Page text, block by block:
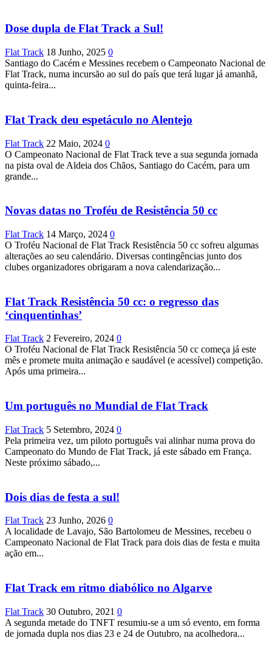
Dose dupla de Flat Track a Sul!
Flat Track 18 Junho, 2025 0
Santiago do Cacém e Messines recebem o Campeonato Nacional de
Flat Track, numa incursão ao sul do país que terá lugar já amanhã,
quinta-feira...
Flat Track deu espetáculo no Alentejo
Flat Track 22 Maio, 2024 0
O Campeonato Nacional de Flat Track teve a sua segunda jornada
na pista oval de Aldeia dos Chãos, Santiago do Cacém, para um
grande...
Novas datas no Troféu de Resistência 50 cc
Flat Track 14 Março, 2024 0
O Troféu Nacional de Flat Track Resistência 50 cc sofreu algumas
alterações ao seu calendário. Diversas contingências junto dos
clubes organizadores obrigaram a nova calendarização...
Flat Track Resistência 50 cc: o regresso das
‘cinquentinhas’
Flat Track 2 Fevereiro, 2024 0
O Troféu Nacional de Flat Track Resistência 50 cc começa já este
mês e promete muita animação e saudável (e acessível) competição.
Após uma primeira...
Um português no Mundial de Flat Track
Flat Track 5 Setembro, 2024 0
Pela primeira vez, um piloto português vai alinhar numa prova do
Campeonato do Mundo de Flat Track, já este sábado em França.
Neste próximo sábado,...
Dois dias de festa a sul!
Flat Track 23 Junho, 2026 0
A localidade de Lavajo, São Bartolomeu de Messines, recebeu o
Campeonato Nacional de Flat Track para dois dias de festa e muita
ação em...
Flat Track em ritmo diabólico no Algarve
Flat Track 30 Outubro, 2021 0
A segunda metade do TNFT resumiu-se a um só evento, em forma
de jornada dupla nos dias 23 e 24 de Outubro, na acolhedora...